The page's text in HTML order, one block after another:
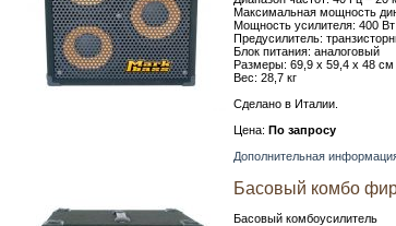
Максимальная мощность
Мощность усилителя: 400
Предусилитель:
Блок питания: аналоговый
Размеры: 69,9 х 59,4 х 48 см
Вес: 28,7 кг
Сделано в Италии.
Цена: По запросу
Дополнительная
Басовый комбо
Басовый комбоусилитель